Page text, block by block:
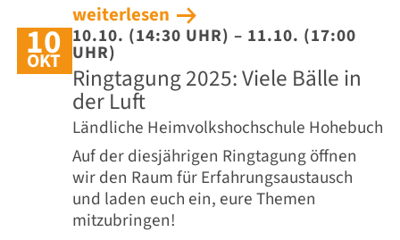
weiterlesen
10
OKT
10.10. (14:30 UHR) – 11.10. (17:00
UHR)
Ringtagung 2025: Viele Bälle in
der Luft
Ländliche Heimvolkshochschule Hohebuch
Auf der diesjährigen Ringtagung öffnen
wir den Raum für Erfahrungsaustausch
und laden euch ein, eure Themen
mitzubringen!